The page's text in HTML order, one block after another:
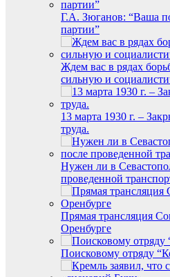
Г.А. Зюганов: “Ваша
партии”
Ждем вас в рядах
сильную и
13 марта 1930 г. –
труда.
Нужен ли в
проведенной
Прямая трансляция
Оренбурге
Поисковому отряду